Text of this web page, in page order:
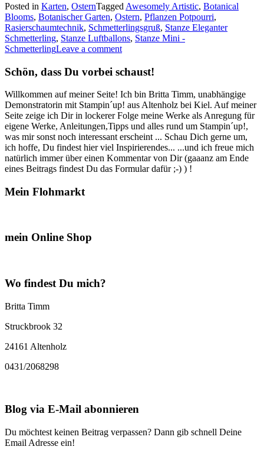
Ostereier…“
Posted in Karten, OsternTagged Awesomely Artistic, Botanical
Blooms, Botanischer Garten, Ostern, Pflanzen Potpourri,
Rasierschaumtechnik, Schmetterlingsgruß, Stanze Eleganter
Schmetterling, Stanze Luftballons, Stanze Mini -
SchmetterlingLeave a comment
Schön, dass Du vorbei schaust!
Willkommen auf meiner Seite! Ich bin Britta Timm, unabhängige
Demonstratorin mit Stampin´up! aus Altenholz bei Kiel. Auf meiner
Seite zeige ich Dir in lockerer Folge meine Werke als Anregung für
eigene Werke, Anleitungen,Tipps und alles rund um Stampin´up!,
was mir sonst noch interessant erscheint ... Schau Dich gerne um,
ich hoffe, Du findest hier viel Inspirierendes... ...und ich freue mich
natürlich immer über einen Kommentar von Dir (gaaanz am Ende
eines Beitrags findest Du das Formular dafür ;-) ) !
Mein Flohmarkt
mein Online Shop
Wo findest Du mich?
Britta Timm
Struckbrook 32
24161 Altenholz
0431/2068298
Blog via E-Mail abonnieren
Du möchtest keinen Beitrag verpassen? Dann gib schnell Deine
Email Adresse ein!